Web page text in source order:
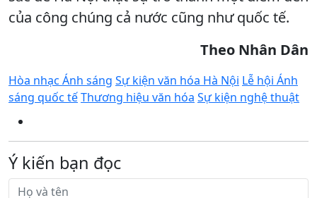
của công chúng cả nước cũng như quốc tế.
Theo Nhân Dân
Hòa nhạc Ánh sáng Sự kiện văn hóa Hà Nội Lễ hội Ánh
sáng quốc tếThương hiệu văn hóa Sự kiện nghệ thuật
Ý kiến bạn đọc